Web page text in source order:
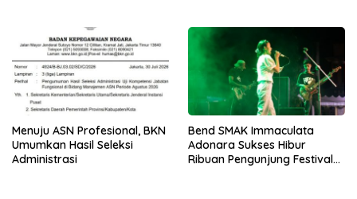
Menuju ASN Profesional, BKN
Umumkan Hasil Seleksi
Administrasi
Bend SMAK Immaculata
Adonara Sukses Hibur
Ribuan Pengunjung Festival